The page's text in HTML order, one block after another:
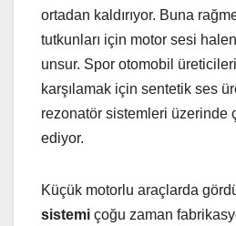
ortadan kaldırıyor. Buna
tutkunları için motor sesi
unsur. Spor otomobil
karşılamak için sentetik ses
rezonatör sistemleri üzerinde
ediyor.
Küçük motorlu araçlarda
sistemi çoğu zaman